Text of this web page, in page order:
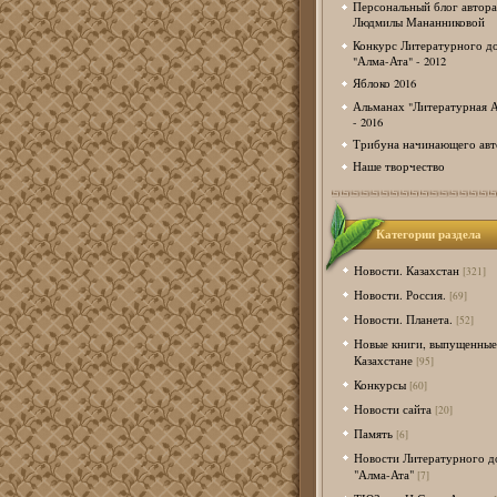
Персональный блог
Людмилы Мананниковой
Конкурс Литературного
"Алма-Ата" - 2012
Яблоко 2016
Альманах "Литературная
- 2016
Трибуна начинающего
Наше творчество
Категории раздела
Новости. Казахстан [321]
Новости. Россия. [69]
Новости. Планета. [52]
Новые книги,
Казахстане [95]
Конкурсы [60]
Новости сайта [20]
Память [6]
Новости Литературного
"Алма-Ата" [7]